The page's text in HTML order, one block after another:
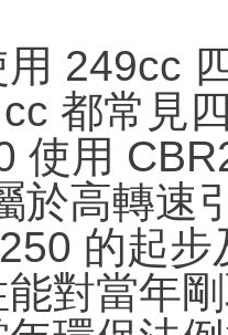
249cc
都常見
使用
於高轉速
的起
對當年